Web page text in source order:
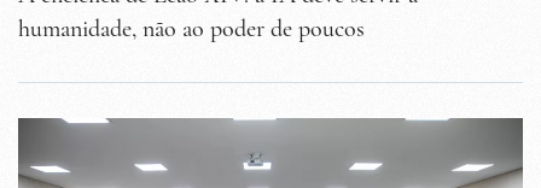
humanidade, não ao poder de poucos